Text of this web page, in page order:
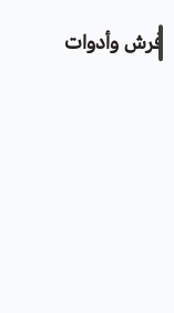
فرش وأدوات